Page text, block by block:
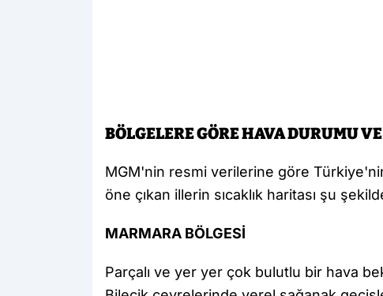
BÖLGELERE GÖRE HAVA DURUMU
MGM'nin resmi verilerine göre
öne çıkan illerin sıcaklık haritası şu
MARMARA BÖLGESİ
Parçalı ve yer yer çok bulutlu bir hava